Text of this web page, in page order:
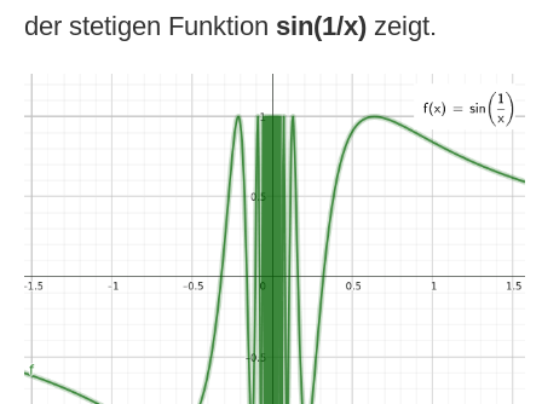
der stetigen Funktion sin(1/x) zeigt.